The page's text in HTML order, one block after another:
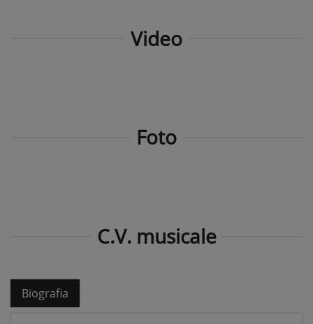
Video
Foto
C.V. musicale
Biografia